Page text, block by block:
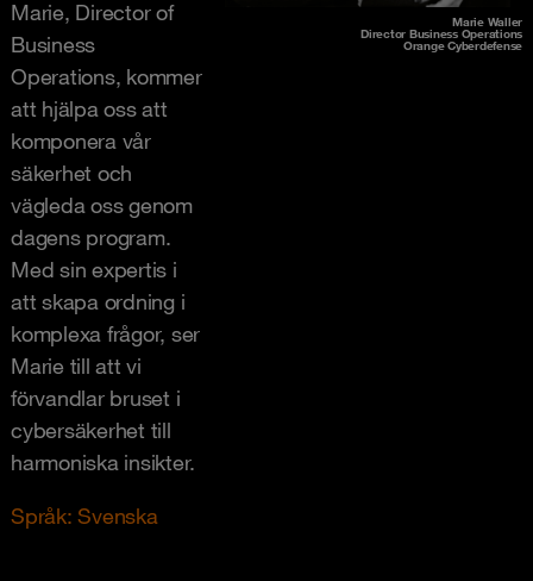
Marie Waller
Director Business Operations
Orange Cyberdefense
Marie, Director of
Business
Operations, kommer
att hjälpa oss att
komponera vår
säkerhet och
vägleda oss genom
dagens program.
Med sin expertis i
att skapa ordning i
komplexa frågor, ser
Marie till att vi
förvandlar bruset i
cybersäkerhet till
harmoniska insikter.
Språk: Svenska